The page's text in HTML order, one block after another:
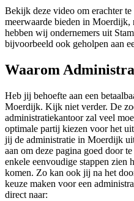
Bekijk deze video om erachter
meerwaarde bieden in
hebben wij ondernemers uit
bijvoorbeeld ook geholpen aan
Waarom
Heb jij behoefte aan een
Moerdijk. Kijk niet verder. De
administratiekantoor zal veel
optimale partij kiezen voor het
jij de administratie in Moerdijk
aan om deze pagina goed door
enkele eenvoudige stappen zien
komen. Zo kan ook jij na het
keuze maken voor een
direct naar: